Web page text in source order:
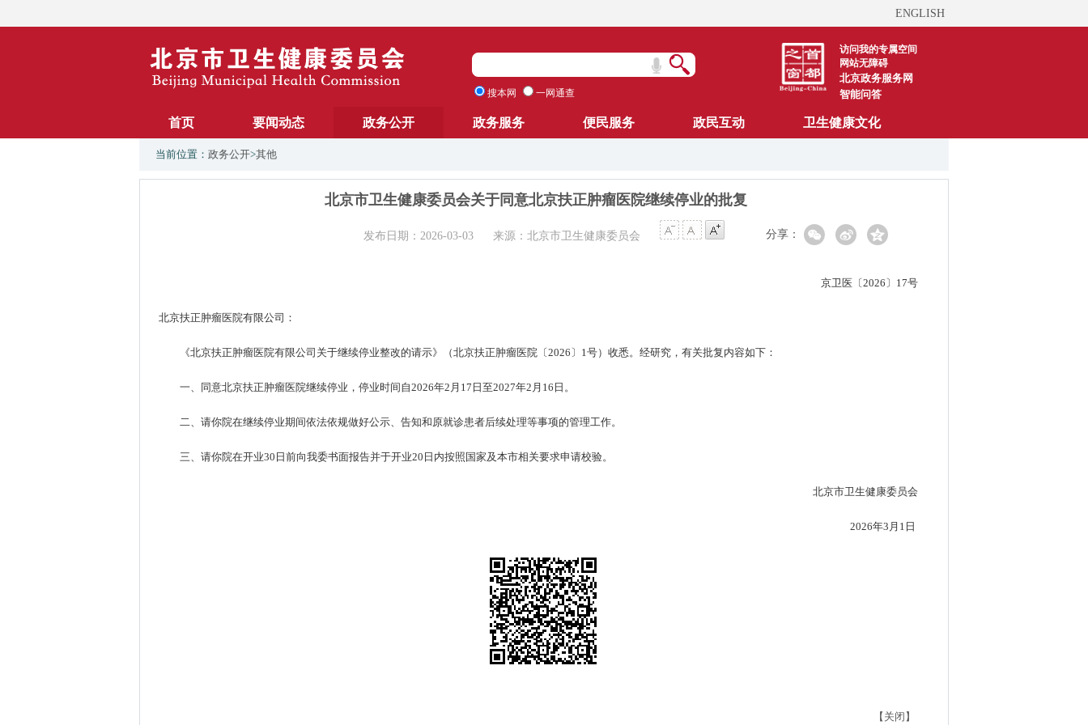
ENGLISH
访问我的专属空间
网站无障碍
北京政务服务网
智能问答
搜本网 一网通查
首页 要闻动态 政务公开 政务服务 便民服务 政民互动 卫生健康文化
当前位置： 政务公开>其他
北京市卫生健康委员会关于同意北京扶正肿瘤医院继续停业的批复
发布日期：2026-03-03 来源：北京市卫生健康委员会 分享：
京卫医〔2026〕17号
北京扶正肿瘤医院有限公司：
《北京扶正肿瘤医院有限公司关于继续停业整改的请示》（北京扶正肿瘤医院〔2026〕1号）收悉。经研究，有关批复内容如下：
一、同意北京扶正肿瘤医院继续停业，停业时间自2026年2月17日至2027年2月16日。
二、请你院在继续停业期间依法依规做好公示、告知和原就诊患者后续处理等事项的管理工作。
三、请你院在开业30日前向我委书面报告并于开业20日内按照国家及本市相关要求申请校验。
北京市卫生健康委员会
2026年3月1日
【关闭】